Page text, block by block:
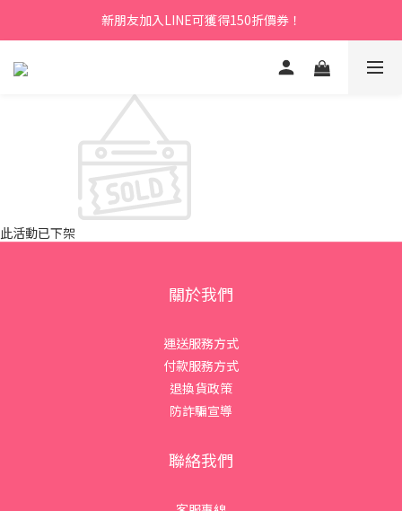
新朋友加入LINE可獲得150折價券！
此活動已下架
關於我們
運送服務方式
付款服務方式
退換貨政策
防詐騙宣導
聯絡我們